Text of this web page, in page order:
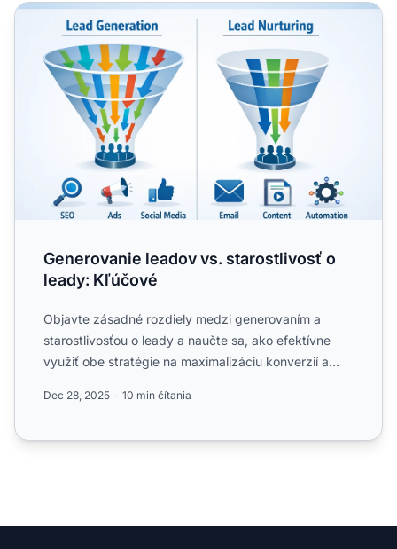
Generovanie leadov vs. starostlivosť o leady: Kľúčové
Generovanie leadov vs. starostlivosť o
leady: Kľúčové
Objavte zásadné rozdiely medzi generovaním a
starostlivosťou o leady a naučte sa, ako efektívne
využiť obe stratégie na maximalizáciu konverzií a
Dec 28, 2025 10 min čítania